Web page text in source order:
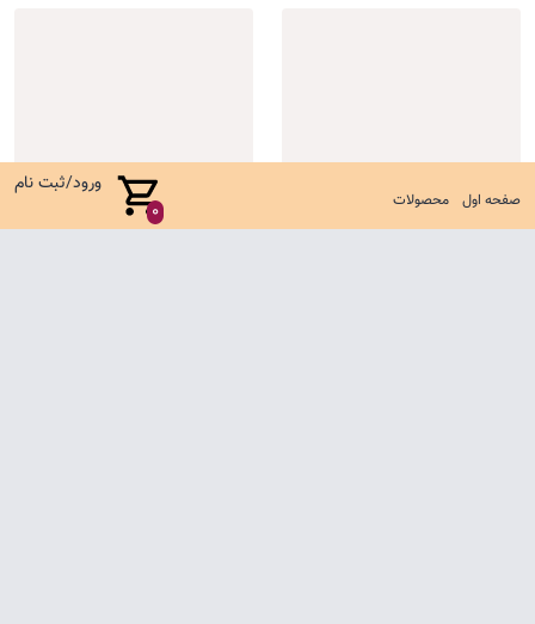
صفحه اول محصولات 0
ورود/ثبت نام